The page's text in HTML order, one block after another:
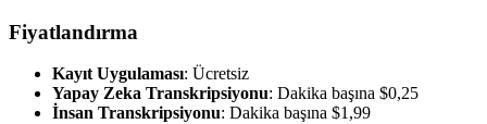
Fiyatlandırma
Kayıt Uygulaması: Ücretsiz
Yapay Zeka Transkripsiyonu: Dakika başına $0,25
İnsan Transkripsiyonu: Dakika başına $1,99